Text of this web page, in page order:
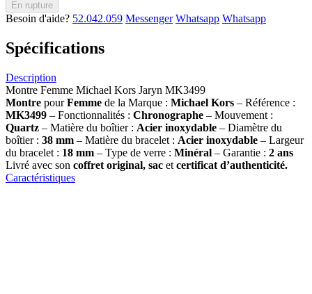
En rupture
Besoin d'aide? 52.042.059 Messenger Whatsapp Whatsapp
Spécifications
Description
Montre Femme Michael Kors Jaryn MK3499
Montre pourFemme de la Marque : Michael Kors – Référence :
MK3499 – Fonctionnalités : Chronographe – Mouvement :
Quartz – Matière du boîtier : Acier inoxydable – Diamètre du
boîtier : 38 mm – Matière du bracelet : Acier inoxydable – Largeur
du bracelet : 18 mm – Type de verre : Minéral – Garantie : 2 ans
Livré avec son coffret original, sac et certificat d’authenticité.
Caractéristiques